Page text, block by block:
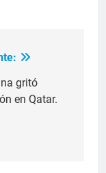
gritó
en Qatar.